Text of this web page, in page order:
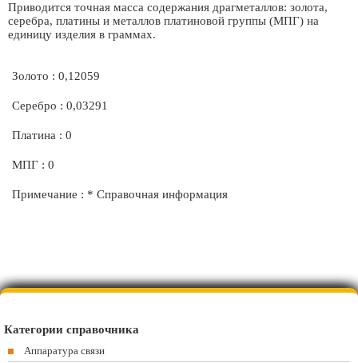
Приводится точная масса содержания драгметаллов: золота,
серебра, платины и металлов платиновой группы (МПГ) на
единицу изделия в граммах.
Золото : 0,12059
Серебро : 0,03291
Платина : 0
МПГ : 0
Примечание : * Справочная информация
Категории справочника
Аппаратура связи